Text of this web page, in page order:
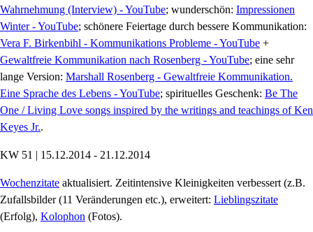
Wahrnehmung (Interview) - YouTube; wunderschön: Impressionen
Winter - YouTube; schönere Feiertage durch bessere Kommunikation:
Vera F. Birkenbihl - Kommunikations Probleme - YouTube +
Gewaltfreie Kommunikation nach Rosenberg - YouTube; eine sehr
lange Version: Marshall Rosenberg - Gewaltfreie Kommunikation.
Eine Sprache des Lebens - YouTube; spirituelles Geschenk: Be The
One / Living Love songs inspired by the writings and teachings of Ken
Keyes Jr..
KW 51 | 15.12.2014 - 21.12.2014
Wochenzitate aktualisiert. Zeitintensive Kleinigkeiten verbessert (z.B.
Zufallsbilder (11 Veränderungen etc.), erweitert: Lieblingszitate
(Erfolg), Kolophon (Fotos).